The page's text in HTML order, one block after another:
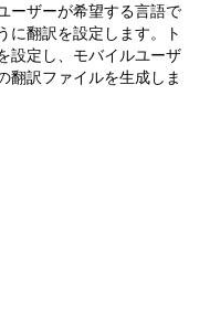
ーザーが希望する言語で
に翻訳を設定します。ト
設定し、モバイルユーザ
翻訳ファイルを生成しま
Experience
Cloud、Life Sciences
ッケージが付属する